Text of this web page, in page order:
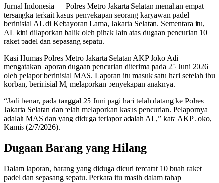
Jurnal Indonesia — Polres Metro Jakarta Selatan menahan empat
tersangka terkait kasus penyekapan seorang karyawan padel
berinisial AL di Kebayoran Lama, Jakarta Selatan. Sementara itu,
AL kini dilaporkan balik oleh pihak lain atas dugaan pencurian 10
raket padel dan sepasang sepatu.
Kasi Humas Polres Metro Jakarta Selatan AKP Joko Adi
mengatakan laporan dugaan pencurian diterima pada 25 Juni 2026
oleh pelapor berinisial MAS. Laporan itu masuk satu hari setelah ibu
korban, berinisial M, melaporkan penyekapan anaknya.
“Jadi benar, pada tanggal 25 Juni pagi hari telah datang ke Polres
Jakarta Selatan dan telah melaporkan kasus pencurian. Pelapornya
adalah MAS dan yang diduga terlapor adalah AL,” kata AKP Joko,
Kamis (2/7/2026).
Dugaan Barang yang Hilang
Dalam laporan, barang yang diduga dicuri tercatat 10 buah raket
padel dan sepasang sepatu. Perkara itu masih dalam tahap